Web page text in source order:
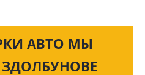
АВТО МЫ